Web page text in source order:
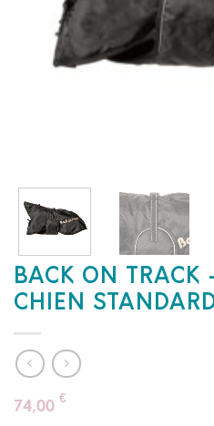
BACK ON TRACK
CHIEN
74,00 €